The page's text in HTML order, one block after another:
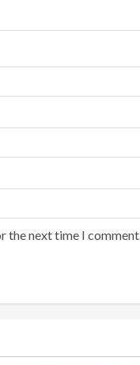
the next time I comment.